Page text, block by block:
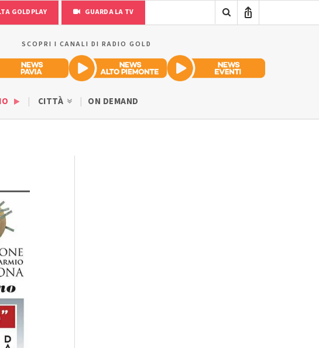
GOLDPLAY GUARDA LA TV
SCOPRI I CANALI DI RADIO GOLD
CITTÀ ON DEMAND